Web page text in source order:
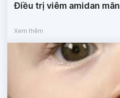
Điều trị viêm amidan
Xem thêm